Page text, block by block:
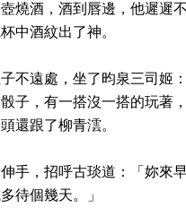
燒酒，酒到唇邊，他遲遲
中酒紋出了神。
不遠處，坐了昀泉三司姬：
子，有一搭沒一搭的玩著
還跟了柳青澐。
手，招呼古琰道：「妳來
待個幾天。」